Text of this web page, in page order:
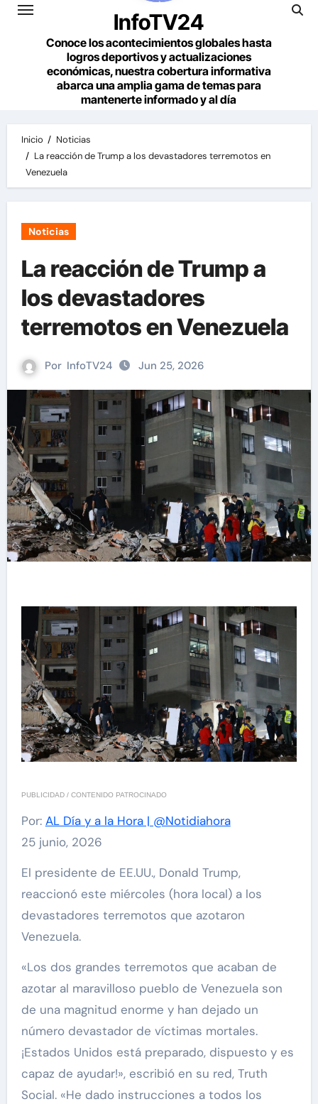
InfoTV24
Conoce los acontecimientos globales hasta
logros deportivos y actualizaciones
económicas, nuestra cobertura informativa
abarca una amplia gama de temas para
mantenerte informado y al día
Inicio
Noticias
La reacción de Trump a los devastadores terremotos en
Venezuela
Noticias
La reacción de Trump a
los devastadores
terremotos en Venezuela
Por InfoTV24 Jun 25, 2026
PUBLICIDAD / CONTENIDO PATROCINADO
Por: AL Día y a la Hora | @Notidiahora
25 junio, 2026
El presidente de EE.UU., Donald Trump,
reaccionó este miércoles (hora local) a los
devastadores terremotos que azotaron
Venezuela.
«Los dos grandes terremotos que acaban de
azotar al maravilloso pueblo de Venezuela son
de una magnitud enorme y han dejado un
número devastador de víctimas mortales.
¡Estados Unidos está preparado, dispuesto y es
capaz de ayudar!», escribió en su red, Truth
Social. «He dado instrucciones a todos los